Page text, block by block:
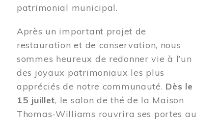
patrimonial municipal.
Après un important projet de
restauration et de conservation, nous
sommes heureux de redonner vie à l’un
des joyaux patrimoniaux les plus
appréciés de notre communauté. Dès le
15 juillet, le salon de thé de la Maison
Thomas-Williams rouvrira ses portes au